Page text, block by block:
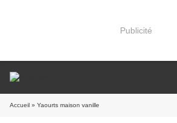
Publicité
Accueil » Yaourts maison vanille